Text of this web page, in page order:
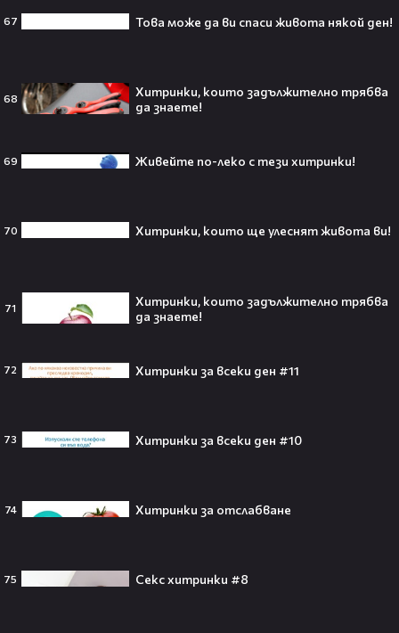
67 Това може да ви спаси живота някой ден!
68
Хитринки, които задължително трябва
да знаете!
69 Живейте по-леко с тези хитринки!
70 Хитринки, които ще улеснят живота ви!
71
Хитринки, които задължително трябва
да знаете!
72 Хитринки за всеки ден #11
73 Хитринки за всеки ден #10
74 Хитринки за отслабване
75 Секс хитринки #8
Ерлинг Холанд ghost-на Том
Холанд?! 💀 Защо Спайдър-мен
Втори шанс за любовта? Ариана
Гранде и Рики Алварес отново
сериалите с „Кварталът на
сцената и мечтите им